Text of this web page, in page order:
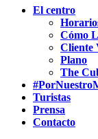
El centro
Cómo
Cliente
Plano
The
Turistas
Prensa
Contacto